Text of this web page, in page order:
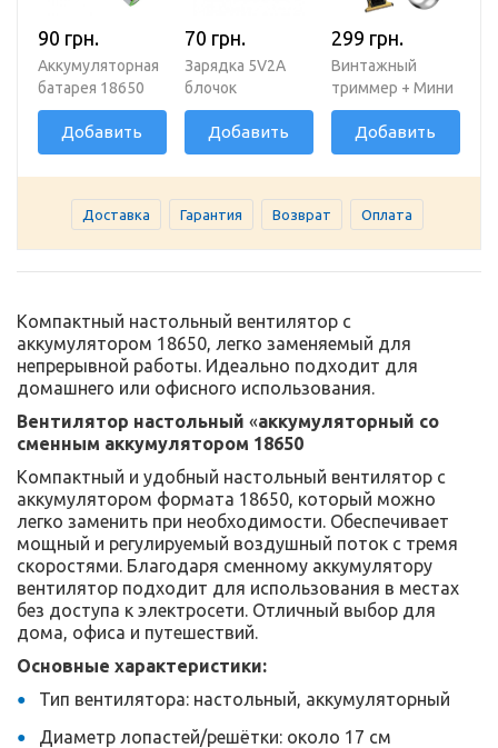
90 грн.
Аккумуляторная
батарея 18650
8800 mAh 4.2V 1
штукаДобавить
70 грн.
Зарядка 5V2A
блочок
Добавить
299 грн.
Винтажный
триммер + Мини
USB бритва
Добавить
Доставка Гарантия Возврат Оплата
Компактный настольный вентилятор с
аккумулятором 18650, легко заменяемый для
непрерывной работы. Идеально подходит для
домашнего или офисного использования.
Вентилятор настольный «аккумуляторный со
сменным аккумулятором 18650
Компактный и удобный настольный вентилятор с
аккумулятором формата 18650, который можно
легко заменить при необходимости. Обеспечивает
мощный и регулируемый воздушный поток с тремя
скоростями. Благодаря сменному аккумулятору
вентилятор подходит для использования в местах
без доступа к электросети. Отличный выбор для
дома, офиса и путешествий.
Основные характеристики:
Тип вентилятора: настольный, аккумуляторный
Диаметр лопастей/решётки: около 17 см